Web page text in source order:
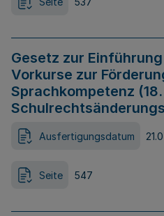
Gesetz zur
Vorkurse zur
Sprachkompetenz (18.
Ausfertigungsdatum
Seite 547